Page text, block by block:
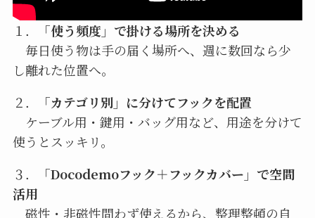
１．
「使う頻度」で掛ける場所を決める
毎日使う物は手の届く場所へ、週に数回なら少
し離れた位置へ。
２．
「カテゴリ別」に分けてフックを配置
ケーブル用・鍵用・バッグ用など、用途を分けて
使うとスッキリ。
３．
「Docodemoフック＋フックカバー」で空間
活用
磁性・非磁性問わず使えるから、整理整頓の自